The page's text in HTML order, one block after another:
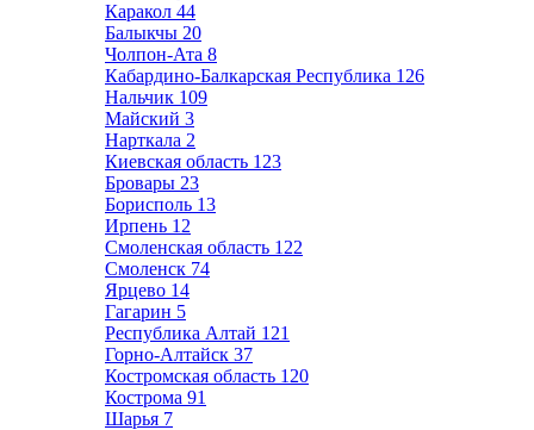
Каракол 44
Балыкчы 20
Чолпон-Ата 8
Кабардино-Балкарская Республика 126
Нальчик 109
Майский 3
Нарткала 2
Киевская область 123
Бровары 23
Борисполь 13
Ирпень 12
Смоленская область 122
Смоленск 74
Ярцево 14
Гагарин 5
Республика Алтай 121
Горно-Алтайск 37
Костромская область 120
Кострома 91
Шарья 7